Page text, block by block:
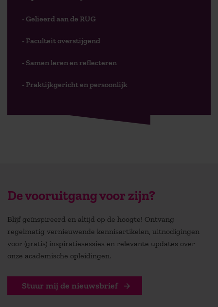
- Gelieerd aan de RUG
- Faculteit overstijgend
- Samen leren en reflecteren
- Praktijkgericht en persoonlijk
De vooruitgang voor zijn?
Blijf geïnspireerd en altijd op de hoogte! Ontvang
regelmatig vernieuwende kennisartikelen, uitnodigingen
voor (gratis) inspiratiesessies en relevante updates over
onze academische opleidingen.
Stuur mij de nieuwsbrief